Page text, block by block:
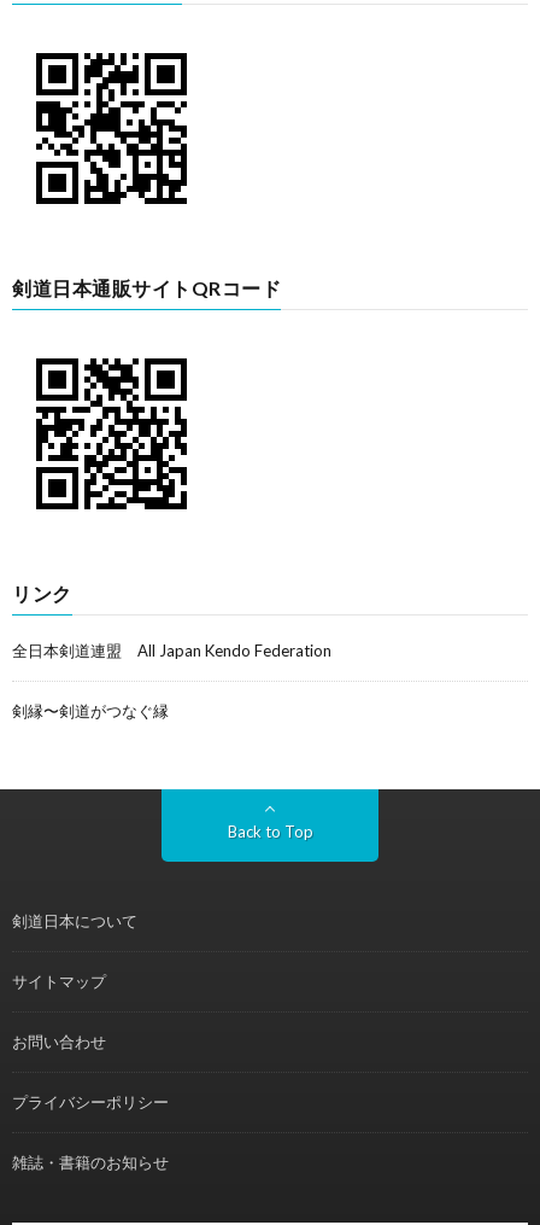
剣道日本通販サイトQRコード
リンク
全日本剣道連盟 All Japan Kendo Federation
剣縁〜剣道がつなぐ縁
Back to Top
剣道日本について
サイトマップ
お問い合わせ
プライバシーポリシー
雑誌・書籍のお知らせ